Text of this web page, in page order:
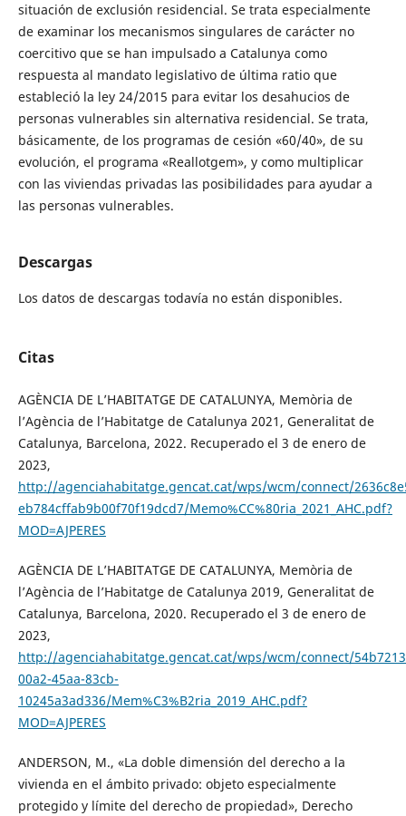
situación de exclusión residencial. Se trata especialmente
de examinar los mecanismos singulares de carácter no
coercitivo que se han impulsado a Catalunya como
respuesta al mandato legislativo de última ratio que
estableció la ley 24/2015 para evitar los desahucios de
personas vulnerables sin alternativa residencial. Se trata,
básicamente, de los programas de cesión «60/40», de su
evolución, el programa «Reallotgem», y como multiplicar
con las viviendas privadas las posibilidades para ayudar a
las personas vulnerables.
Descargas
Los datos de descargas todavía no están disponibles.
Citas
AGÈNCIA DE L’HABITATGE DE CATALUNYA, Memòria de
l’Agència de l’Habitatge de Catalunya 2021, Generalitat de
Catalunya, Barcelona, 2022. Recuperado el 3 de enero de
2023,
http://agenciahabitatge.gencat.cat/wps/wcm/connect/
eb784cffab9b00f70f19dcd7/Memo%CC%80ria_2021_AHC.pdf?
MOD=AJPERES
AGÈNCIA DE L’HABITATGE DE CATALUNYA, Memòria de
l’Agència de l’Habitatge de Catalunya 2019, Generalitat de
Catalunya, Barcelona, 2020. Recuperado el 3 de enero de
2023,
http://agenciahabitatge.gencat.cat/wps/wcm/connect/
00a2-45aa-83cb-
10245a3ad336/Mem%C3%B2ria_2019_AHC.pdf?
MOD=AJPERES
ANDERSON, M., «La doble dimensión del derecho a la
vivienda en el ámbito privado: objeto especialmente
protegido y límite del derecho de propiedad», Derecho